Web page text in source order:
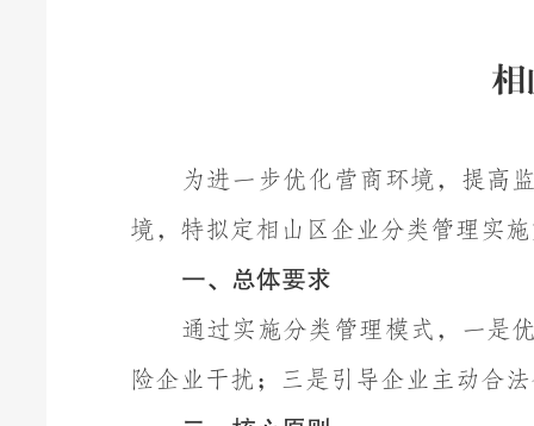
为进一步优化营商环境，提高
境，特拟定相山区企业分类管理实
一、总体要求
通过实施分类管理模式，一是
险企业干扰；三是引导企业主动合